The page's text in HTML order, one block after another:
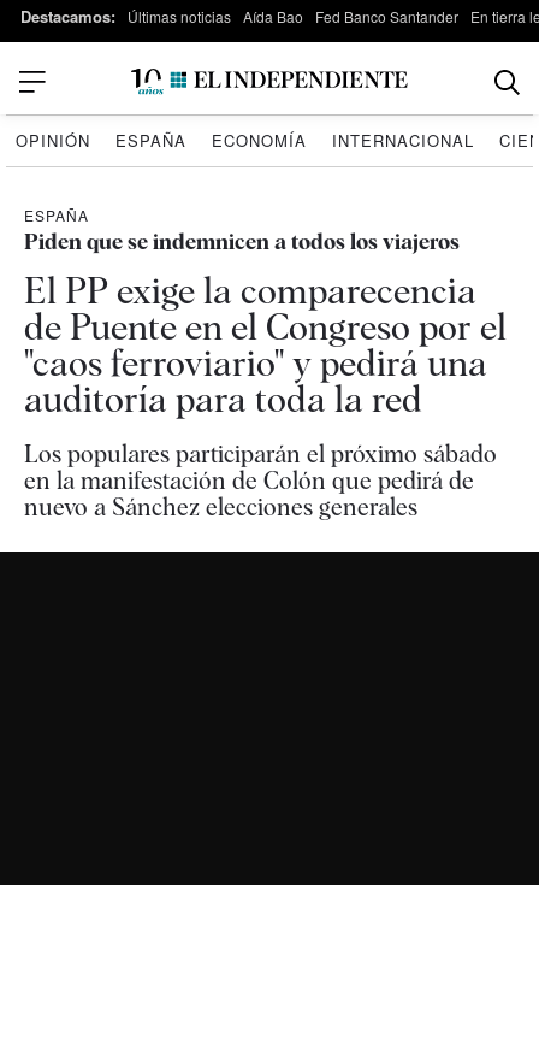
Destacamos: Últimas noticias Aída Bao Fed Banco Santander En tierra
OPINIÓN ESPAÑA ECONOMÍA INTERNACIONAL
ESPAÑA
Piden que se indemnicen a todos los viajeros
El PP exige la comparecencia
de Puente en el Congreso por el
"caos ferroviario" y pedirá una
auditoría para toda la red
Los populares participarán el próximo sábado
en la manifestación de Colón que pedirá de
nuevo a Sánchez elecciones generales